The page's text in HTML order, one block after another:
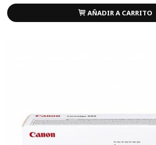
AÑADIR A CARRITO